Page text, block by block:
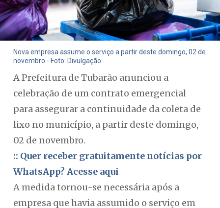
Nova empresa assume o serviço a partir deste domingo, 02 de
novembro - Foto: Divulgação
A Prefeitura de Tubarão anunciou a
celebração de um contrato emergencial
para assegurar a continuidade da coleta de
lixo no município, a partir deste domingo,
02 de novembro.
:: Quer receber gratuitamente notícias por
WhatsApp? Acesse aqui
A medida tornou-se necessária após a
empresa que havia assumido o serviço em